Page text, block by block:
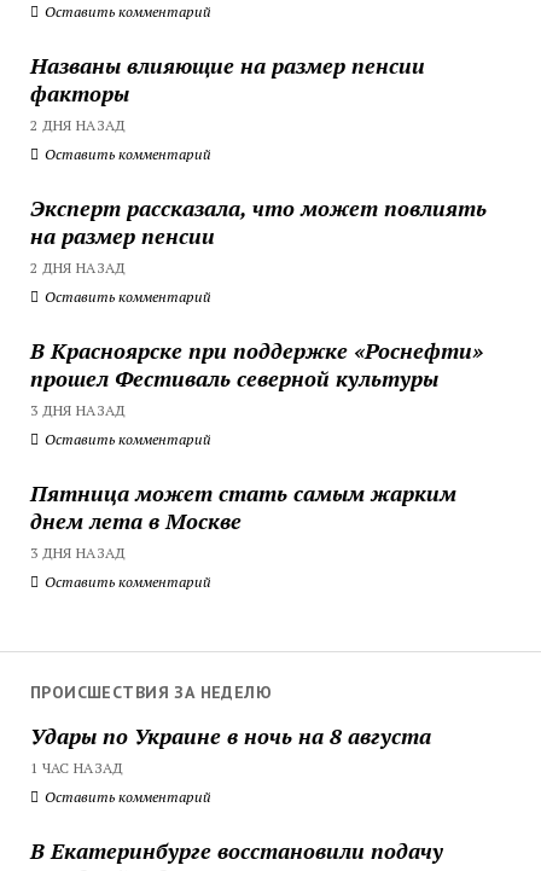
Оставить комментарий
Названы влияющие на размер пенсии
факторы
2 ДНЯ НАЗАД
Оставить комментарий
Эксперт рассказала, что может повлиять
на размер пенсии
2 ДНЯ НАЗАД
Оставить комментарий
В Красноярске при поддержке «Роснефти»
прошел Фестиваль северной культуры
3 ДНЯ НАЗАД
Оставить комментарий
Пятница может стать самым жарким
днем лета в Москве
3 ДНЯ НАЗАД
Оставить комментарий
ПРОИСШЕСТВИЯ ЗА НЕДЕЛЮ
Удары по Украине в ночь на 8 августа
1 ЧАС НАЗАД
Оставить комментарий
В Екатеринбурге восстановили подачу